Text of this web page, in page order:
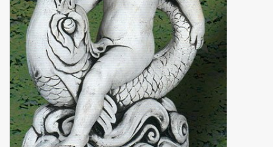
binnen en of buiten.
ANTIEK , Curiosa en
Replica's
Cadeau artikelen
Diversen